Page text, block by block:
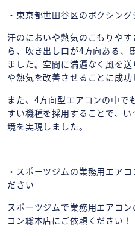
・東京都世田谷区のボクシン
汗のにおいや熱気のこもりや
ら、吹き出し口が4方向ある、
ました。空間に満遍なく風を
や熱気を改善させることに成功
また、4方向型エアコンの中で
すい機種を採用することで、
境を実現しました。
・スポーツジムの業務用エア
ださい
スポーツジムで業務用エアコ
コン総本店にご依頼ください！